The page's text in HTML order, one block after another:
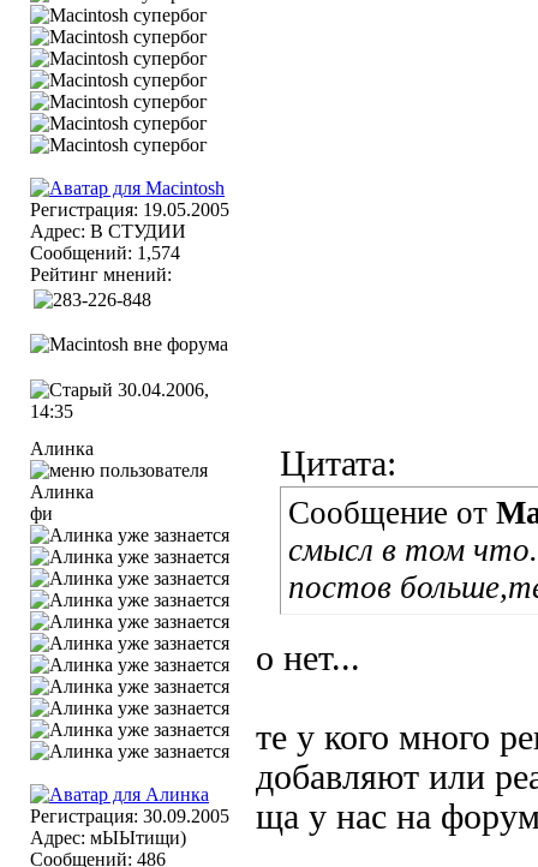
Регистрация: 19.05.2005
Адрес: В СТУДИИ
Сообщений: 1,574
Рейтинг мнений:
30.04.2006,
14:35
Алинка
фи
Регистрация: 30.09.2005
Адрес: мЫЫтищи)
Сообщений: 486
Цитата:
Сообщение от
смысл в том
постов
о нет...
те у кого много
добавляют или
ща у нас на